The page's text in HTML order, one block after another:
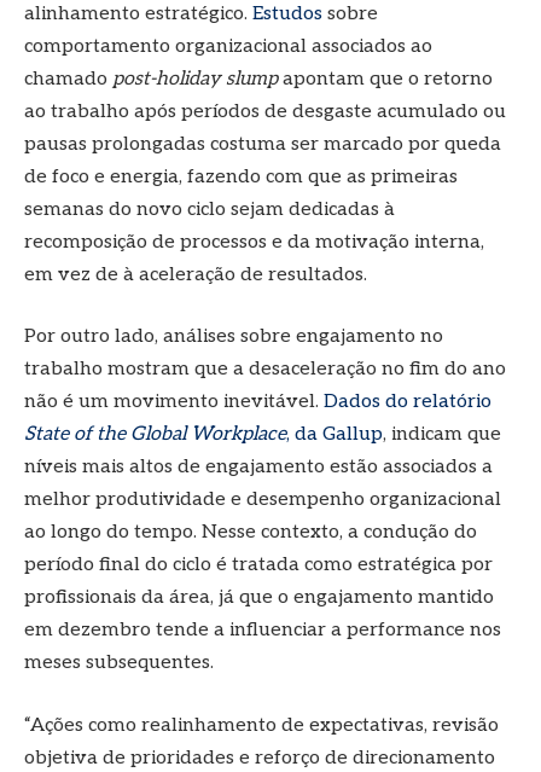
alinhamento estratégico. Estudos sobre
comportamento organizacional associados ao
chamado post-holiday slumpapontam que o retorno
ao trabalho após períodos de desgaste acumulado ou
pausas prolongadas costuma ser marcado por queda
de foco e energia, fazendo com que as primeiras
semanas do novo ciclo sejam dedicadas à
recomposição de processos e da motivação interna,
em vez de à aceleração de resultados.
Por outro lado, análises sobre engajamento no
trabalho mostram que a desaceleração no fim do ano
não é um movimento inevitável. Dados do relatório
State of the Global Workplace, da Gallup, indicam que
níveis mais altos de engajamento estão associados a
melhor produtividade e desempenho organizacional
ao longo do tempo. Nesse contexto, a condução do
período final do ciclo é tratada como estratégica por
profissionais da área, já que o engajamento mantido
em dezembro tende a influenciar a performance nos
meses subsequentes.
“Ações como realinhamento de expectativas, revisão
objetiva de prioridades e reforço de direcionamento